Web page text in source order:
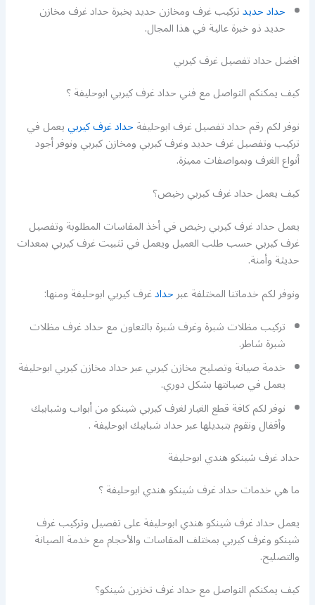
حداد حديدتركيب غرف ومخازن حديد بخبرة حداد غرف مخازن
حديد ذو خبرة عالية في هذا المجال.
افضل حداد تفصيل غرف كيربي
كيف يمكنكم التواصل مع فني حداد غرف كيربي ابوحليفة ؟
نوفر لكم رقم حداد تفصيل غرف ابوحليفةحداد غرف كيربييعمل في
تركيب وتفصيل غرف حديد وغرف كيربي ومخازن كيربي ونوفر أجود
أنواع الغرف وبمواصفات مميزة.
كيف يعمل حداد غرف كيربي رخيص؟
يعمل حداد غرف كيربي رخيص في أخذ المقاسات المطلوبة وتفصيل
غرف كيربي حسب طلب العميل ويعمل في تثبيت غرف كيربي بمعدات
حديثة وأمنة.
ونوفر لكم خدماتنا المختلفة عبرحدادغرف كيربي ابوحليفة ومنها:
تركيب مظلات شبرة وغرف شبرة بالتعاون مع حداد غرف مظلات
شبرة شاطر.
خدمة صيانة وتصليح مخازن كيربي عبر حداد مخازن كيربي ابوحليفة
يعمل في صيانتها بشكل دوري.
نوفر لكم كافة قطع الغيار لغرف كيربي شينكو من أبواب وشبابيك
وأقفال ونقوم بتبديلها عبر حداد شبابيك ابوحليفة .
حداد غرف شينكو هندي ابوحليفة
ما هي خدمات حداد غرف شينكو هندي ابوحليفة ؟
يعمل حداد غرف شينكو هندي ابوحليفة على تفصيل وتركيب غرف
شينكو وغرف كيربي بمختلف المقاسات والأحجام مع خدمة الصيانة
والتصليح.
كيف يمكنكم التواصل مع حداد غرف تخزين شينكو؟